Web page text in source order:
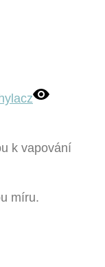
hylacz
k vapování
míru.